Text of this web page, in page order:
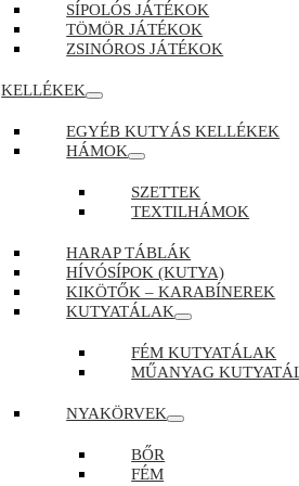
SÍPOLÓS JÁTÉKOK
TÖMÖR JÁTÉKOK
ZSINÓROS JÁTÉKOK
KELLÉKEK
EGYÉB KUTYÁS KELLÉKEK
HÁMOK
SZETTEK
TEXTILHÁMOK
HARAP TÁBLÁK
HÍVÓSÍPOK (KUTYA)
KIKÖTŐK – KARABÍNEREK
KUTYATÁLAK
FÉM KUTYATÁLAK
MŰANYAG
NYAKÖRVEK
BŐR
FÉM